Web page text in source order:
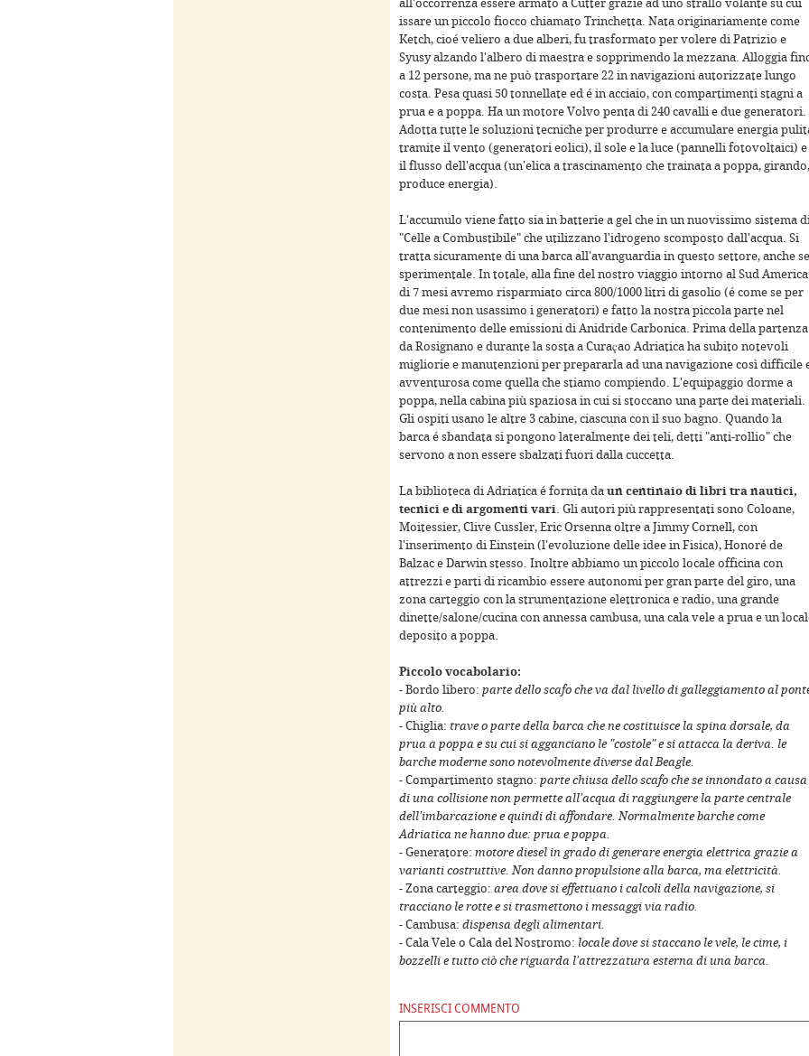
all'occorrenza essere armato a Cutter grazie ad uno strallo volante su cui
issare un piccolo fiocco chiamato Trinchetta. Nata originariamente come
Ketch, cioé veliero a due alberi, fu trasformato per volere di Patrizio e
Syusy alzando l'albero di maestra e sopprimendo la mezzana. Alloggia
a 12 persone, ma ne può trasportare 22 in navigazioni autorizzate lungo
costa. Pesa quasi 50 tonnellate ed é in acciaio, con compartimenti stagni a
prua e a poppa. Ha un motore Volvo penta di 240 cavalli e due generatori.
Adotta tutte le soluzioni tecniche per produrre e accumulare energia
tramite il vento (generatori eolici), il sole e la luce (pannelli fotovoltaici) e
il flusso dell'acqua (un'elica a trascinamento che trainata a poppa, girando,
produce energia).
L'accumulo viene fatto sia in batterie a gel che in un nuovissimo sistema
"Celle a Combustibile" che utilizzano l'idrogeno scomposto dall'acqua. Si
tratta sicuramente di una barca all'avanguardia in questo settore, anche se
sperimentale. In totale, alla fine del nostro viaggio intorno al Sud America
di 7 mesi avremo risparmiato circa 800/1000 litri di gasolio (é come se per
due mesi non usassimo i generatori) e fatto la nostra piccola parte nel
contenimento delle emissioni di Anidride Carbonica. Prima della partenza
da Rosignano e durante la sosta a Curaçao Adriatica ha subito notevoli
migliorie e manutenzioni per prepararla ad una navigazione così difficile
avventurosa come quella che stiamo compiendo. L'equipaggio dorme a
poppa, nella cabina più spaziosa in cui si stoccano una parte dei materiali.
Gli ospiti usano le altre 3 cabine, ciascuna con il suo bagno. Quando la
barca é sbandata si pongono lateralmente dei teli, detti "anti-rollio" che
servono a non essere sbalzati fuori dalla cuccetta.
La biblioteca di Adriatica é fornita da un centinaio di libri tra nautici,
tecnici e di argomenti vari. Gli autori più rappresentati sono Coloane,
Moitessier, Clive Cussler, Eric Orsenna oltre a Jimmy Cornell, con
l'inserimento di Einstein (l'evoluzione delle idee in Fisica), Honoré de
Balzac e Darwin stesso. Inoltre abbiamo un piccolo locale officina con
attrezzi e parti di ricambio essere autonomi per gran parte del giro, una
zona carteggio con la strumentazione elettronica e radio, una grande
dinette/salone/cucina con annessa cambusa, una cala vele a prua e un
deposito a poppa.
Piccolo vocabolario:
- Bordo libero: parte dello scafo che va dal livello di galleggiamento al
più alto.
- Chiglia: trave o parte della barca che ne costituisce la spina dorsale, da
prua a poppa e su cui si agganciano le "costole" e si attacca la deriva. le
barche moderne sono notevolmente diverse dal Beagle.
- Compartimento stagno: parte chiusa dello scafo che se innondato a causa
di una collisione non permette all'acqua di raggiungere la parte centrale
dell'imbarcazione e quindi di affondare. Normalmente barche come
Adriatica ne hanno due: prua e poppa.
- Generatore: motore diesel in grado di generare energia elettrica grazie a
varianti costruttive. Non danno propulsione alla barca, ma elettricità.
- Zona carteggio: area dove si effettuano i calcoli della navigazione, si
tracciano le rotte e si trasmettono i messaggi via radio.
- Cambusa: dispensa degli alimentari.
- Cala Vele o Cala del Nostromo: locale dove si staccano le vele, le cime, i
bozzelli e tutto ciò che riguarda l'attrezzatura esterna di una barca.
INSERISCI COMMENTO